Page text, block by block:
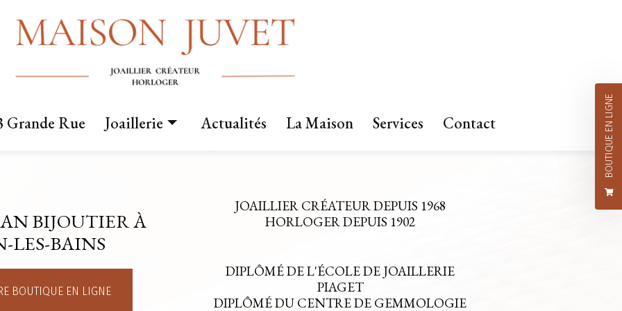
BOUTIQUE EN LIGNE
Grande Rue Joaillerie
Mariage
Actualités La Maison Services Contact
BIJOUTIER À
LES-BAINS
BOUTIQUE EN LIGNE
JOAILLIER CRÉATEUR DEPUIS 1968
HORLOGER DEPUIS 1902
DIPLÔMÉ DE L'ÉCOLE DE JOAILLERIE
PIAGET
DIPLÔMÉ DU CENTRE DE GEMMOLOGIE